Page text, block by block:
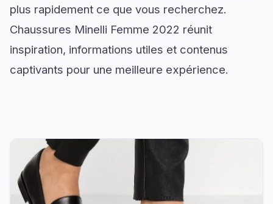
plus rapidement ce que vous recherchez.
Chaussures Minelli Femme 2022 réunit
inspiration, informations utiles et contenus
captivants pour une meilleure expérience.